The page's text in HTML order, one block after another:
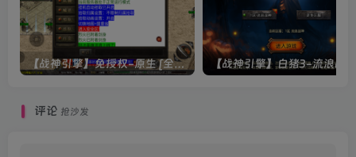
【战神引擎】免授权-原生 [全屏自动拾取] 插件 + 配置教程（更新修复版，具体自测）
评论 抢沙发